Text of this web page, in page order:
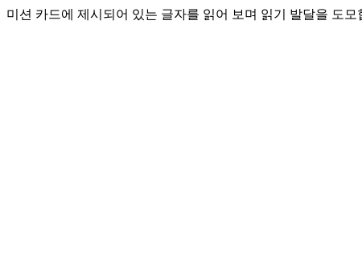
미션 카드에 제시되어 있는 글자를 읽어 보며 읽기 발달을 도